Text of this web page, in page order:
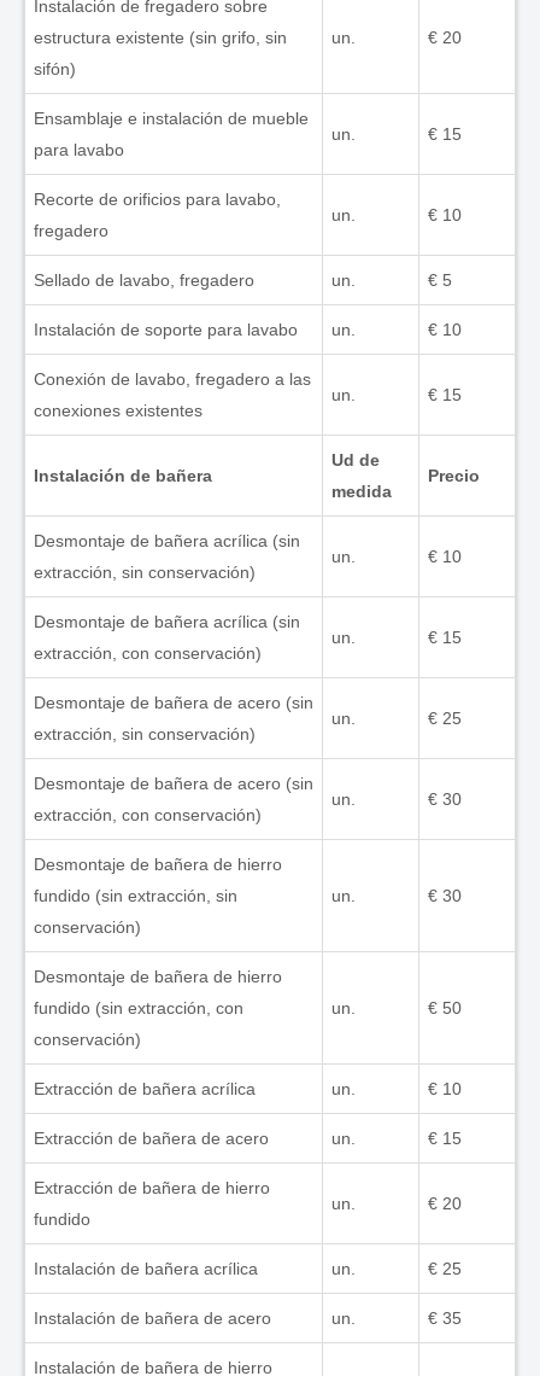
Instalación de fregadero sobre
estructura existente (sin grifo, sin
sifón)
un. € 20
Ensamblaje e instalación de mueble
para lavabo
un. € 15
Recorte de orificios para lavabo,
fregadero
un. € 10
Sellado de lavabo, fregadero un. € 5
Instalación de soporte para lavabo un. € 10
Conexión de lavabo, fregadero a las
conexiones existentes
un. € 15
Instalación de bañera
Ud de
medida
Precio
Desmontaje de bañera acrílica (sin
extracción, sin conservación)
un. € 10
Desmontaje de bañera acrílica (sin
extracción, con conservación)
un. € 15
Desmontaje de bañera de acero (sin
extracción, sin conservación)
un. € 25
Desmontaje de bañera de acero (sin
extracción, con conservación)
un. € 30
Desmontaje de bañera de hierro
fundido (sin extracción, sin
conservación)
un. € 30
Desmontaje de bañera de hierro
fundido (sin extracción, con
conservación)
un. € 50
Extracción de bañera acrílica un. € 10
Extracción de bañera de acero un. € 15
Extracción de bañera de hierro
fundido
un. € 20
Instalación de bañera acrílica un. € 25
Instalación de bañera de acero un. € 35
Instalación de bañera de hierro